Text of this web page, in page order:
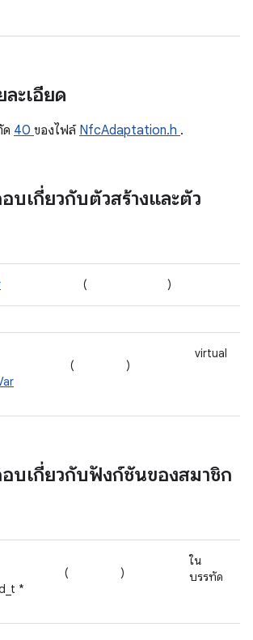
ะเอียด
ด 40 ของไฟล์ NfcAdaptation.h .
อบเกี่ยวกับตัวสร้างและตัว
( )
( )
virtual
อบเกี่ยวกับฟังก์ชันของสมาชิก
*
( )
ใน
บรรทัด